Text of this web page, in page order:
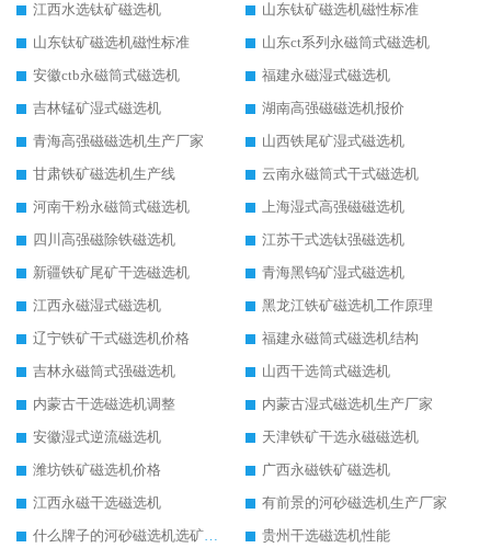
江西水选钛矿磁选机
山东钛矿磁选机磁性标准
山东钛矿磁选机磁性标准
山东ct系列永磁筒式磁选机
安徽ctb永磁筒式磁选机
福建永磁湿式磁选机
吉林锰矿湿式磁选机
湖南高强磁磁选机报价
青海高强磁磁选机生产厂家
山西铁尾矿湿式磁选机
甘肃铁矿磁选机生产线
云南永磁筒式干式磁选机
河南干粉永磁筒式磁选机
上海湿式高强磁磁选机
四川高强磁除铁磁选机
江苏干式选钛强磁选机
新疆铁矿尾矿干选磁选机
青海黑钨矿湿式磁选机
江西永磁湿式磁选机
黑龙江铁矿磁选机工作原理
辽宁铁矿干式磁选机价格
福建永磁筒式磁选机结构
吉林永磁筒式强磁选机
山西干选筒式磁选机
内蒙古干选磁选机调整
内蒙古湿式磁选机生产厂家
安徽湿式逆流磁选机
天津铁矿干选永磁磁选机
潍坊铁矿磁选机价格
广西永磁铁矿磁选机
江西永磁干选磁选机
有前景的河砂磁选机生产厂家
什么牌子的河砂磁选机选矿效果好
贵州干选磁选机性能